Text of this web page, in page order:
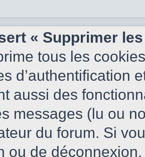
« Supprimer
tous les
d’authentification
aussi des
messages (lu ou
du forum. Si
ou de